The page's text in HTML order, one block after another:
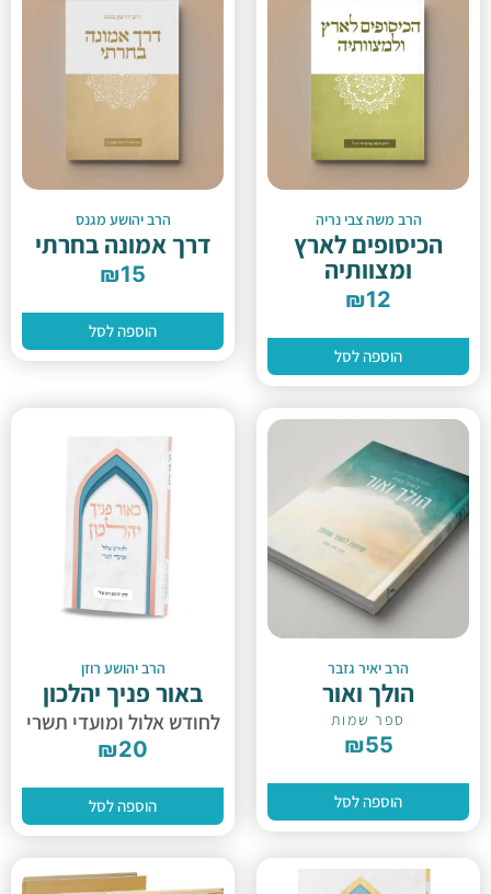
הרב משה צבי נריה
הכיסופים לארץ
ומצוותיה
₪12
הוספה לסל
הרב יהושע מגנס
דרך אמונה בחרתי
₪15
הוספה לסל
הרב יאיר גזבר
הולך ואור
ספר שמות
₪55
הוספה לסל
הרב יהושע רוזן
באור פניך יהלכון
לחודש אלול ומועדי תשרי
₪20
הוספה לסל